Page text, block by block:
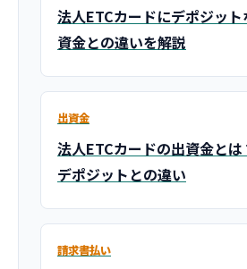
法人ETCカードにデポジッ
資金との違いを解説
出資金
法人ETCカードの出資金とは
デポジットとの違い
請求書払い